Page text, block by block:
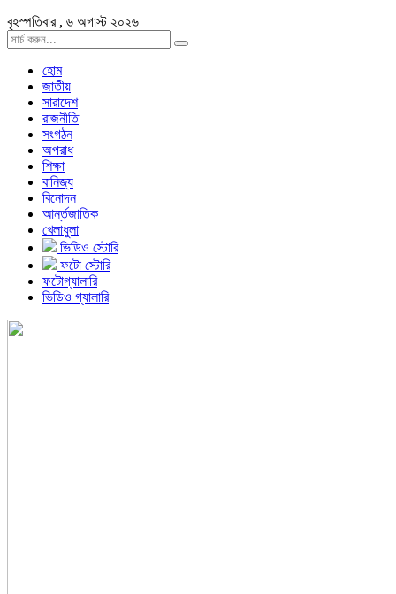
বৃহস্পতিবার , ৬ অগাস্ট ২০২৬
হোম
জাতীয়
সারাদেশ
রাজনীতি
সংগঠন
অপরাধ
শিক্ষা
বানিজ্য
বিনোদন
আর্ন্তজাতিক
খেলাধুলা
ভিডিও স্টোরি
ফটো স্টোরি
ফটোগ্যালারি
ভিডিও গ্যালারি